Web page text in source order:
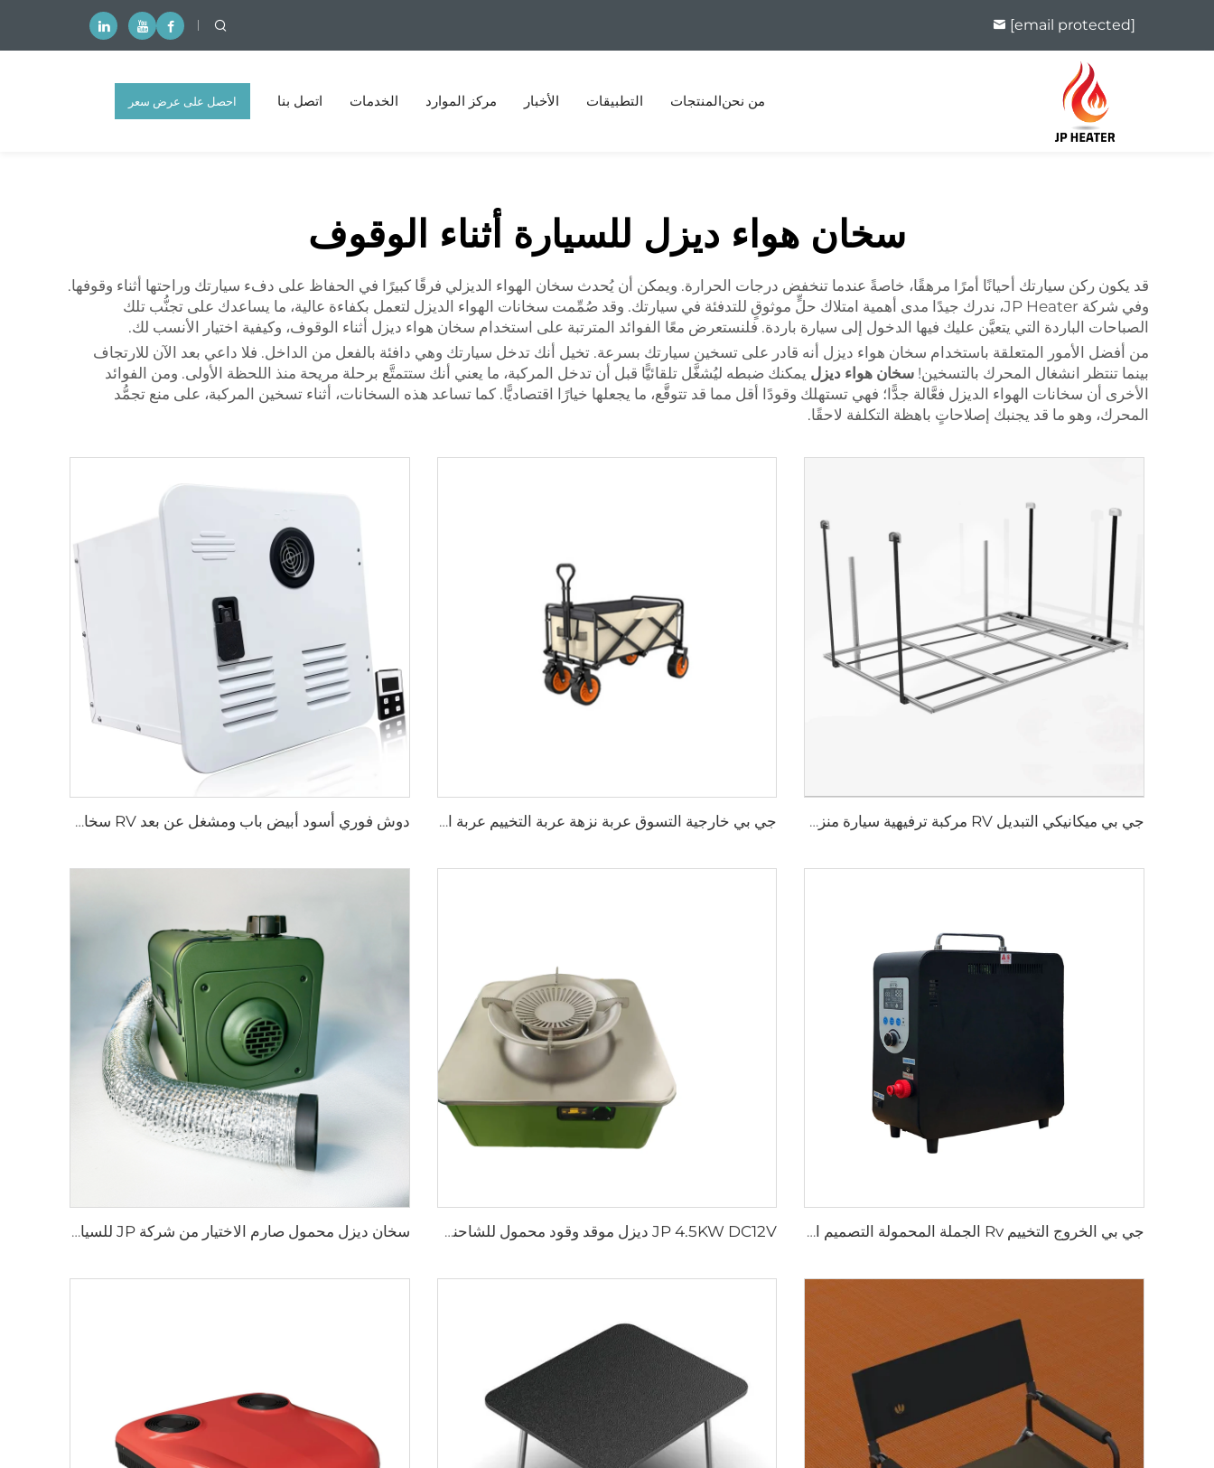
[email protected]
من نحنالمنتجات التطبيقات الأخبار مركز الموارد الخدمات اتصل بنا احصل على عرض سعر
سخان هواء ديزل للسيارة أثناء الوقوف
قد يكون ركن سيارتك أحيانًا أمرًا مرهقًا، خاصةً عندما تنخفض درجات الحرارة. ويمكن أن يُحدث سخان الهواء الديزلي فرقًا كبيرًا في الحفاظ على دفء سيارتك وراحتها أثناء وقوفها.
وفي شركة JP Heater، ندرك جيدًا مدى أهمية امتلاك حلٍّ موثوقٍ للتدفئة في سيارتك. وقد صُمِّمت سخانات الهواء الديزل لتعمل بكفاءة عالية، ما يساعدك على تجنُّب تلك
الصباحات الباردة التي يتعيَّن عليك فيها الدخول إلى سيارة باردة. فلنستعرض معًا الفوائد المترتبة على استخدام سخان هواء ديزل أثناء الوقوف، وكيفية اختيار الأنسب لك.
من أفضل الأمور المتعلقة باستخدام سخان هواء ديزل أنه قادر على تسخين سيارتك بسرعة. تخيل أنك تدخل سيارتك وهي دافئة بالفعل من الداخل. فلا داعي بعد الآن للارتجاف
بينما تنتظر انشغال المحرك بالتسخين! سخان هواء ديزل يمكنك ضبطه ليُشغَّل تلقائيًّا قبل أن تدخل المركبة، ما يعني أنك ستتمتَّع برحلة مريحة منذ اللحظة الأولى. ومن الفوائد
الأخرى أن سخانات الهواء الديزل فعَّالة جدًّا؛ فهي تستهلك وقودًا أقل مما قد تتوقَّع، ما يجعلها خيارًا اقتصاديًّا. كما تساعد هذه السخانات، أثناء تسخين المركبة، على منع تجمُّد
المحرك، وهو ما قد يجنبك إصلاحاتٍ باهظة التكلفة لاحقًا.
جي بي ميكانيكي التبديل RV مركبة ترفيهية سيارة منزل ملحقات RV الأجهزة كامبر فان DIY الكهربائية الألومنيوم سرير مصعد جي بي خارجية التسوق عربة نزهة عربة التخييم عربة التخييم قابلة للطي دوش فوري أسود أبيض باب ومشغل عن بعد RV سخان مياه غازي بدون خزان
جي بي الخروج التخييم Rv الجملة المحمولة التصميم الجذاب البروبان مضخة الحرارة بدون خزان غاز سخان الماء JP 4.5KW DC12V ديزل موقد وقود محمول للشاحنة كامبر سيارة محمولة قافلة RV موقد الديزل سخان ديزل محمول صارم الاختيار من شركة JP للسيارات الترفيهية (RV) وسخان وقوف للخيام والمركبات المُتنقِّلة، يولد الكهرباء ذاتيًّا